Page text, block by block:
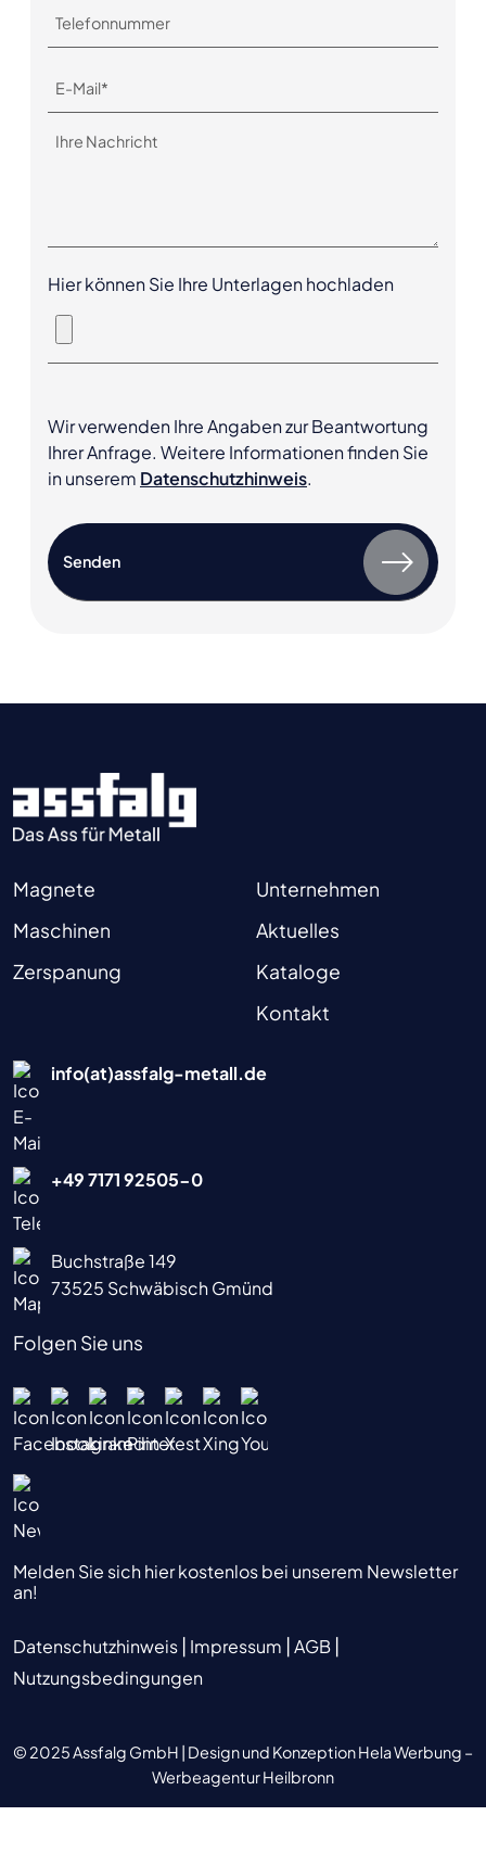
Hier können Sie Ihre Unterlagen hochladen
Wir verwenden Ihre Angaben zur Beantwortung
Ihrer Anfrage. Weitere Informationen finden Sie
in unserem Datenschutzhinweis.
Magnete
Maschinen
Zerspanung
Unternehmen
Aktuelles
Kataloge
Kontakt
info(at)assfalg-metall.de
+49 7171 92505-0
Buchstraße 149
73525 Schwäbisch Gmünd
Folgen Sie uns
Melden Sie sich hier kostenlos bei unserem Newsletter
an!
Datenschutzhinweis | Impressum | AGB |
Nutzungsbedingungen
© 2025 Assfalg GmbH | Design und Konzeption Hela Werbung –
Werbeagentur Heilbronn